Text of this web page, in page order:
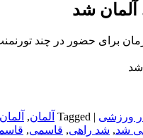
شد
برای حضور در چند
شد
ورزشی |
Tagged آلمان,
شد, شد راهی, قاسمی,